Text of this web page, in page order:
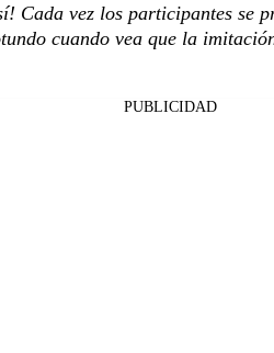
Cada vez los participantes se
cuando vea que la
PUBLICIDAD